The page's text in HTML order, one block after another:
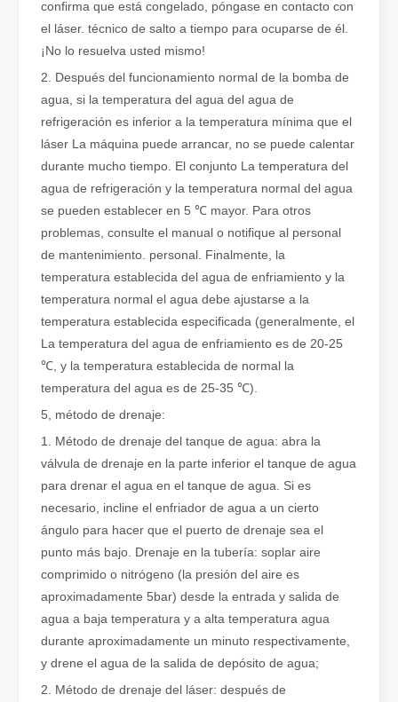
¿Es una buena elección? ¿Qué tan fuerte es la soldadura láser?
La soldadura láser ha revolucionado la fabricación moderna
¿Qué es el corte por láser? La ciencia de la rebanada
¿Qué es el corte por láser? La ciencia del corte En esencia, el
confirma que está congelado, póngase en contacto con
el láser. técnico de salto a tiempo para ocuparse de él.
¡No lo resuelva usted mismo!
2. Después del funcionamiento normal de la bomba de
agua, si la temperatura del agua del agua de
refrigeración es inferior a la temperatura mínima que el
láser La máquina puede arrancar, no se puede calentar
durante mucho tiempo. El conjunto La temperatura del
agua de refrigeración y la temperatura normal del agua
se pueden establecer en 5 ℃ mayor. Para otros
problemas, consulte el manual o notifique al personal
de mantenimiento. personal. Finalmente, la
temperatura establecida del agua de enfriamiento y la
temperatura normal el agua debe ajustarse a la
temperatura establecida especificada (generalmente, el
La temperatura del agua de enfriamiento es de 20-25
℃, y la temperatura establecida de normal la
temperatura del agua es de 25-35 ℃).
5, método de drenaje:
1. Método de drenaje del tanque de agua: abra la
válvula de drenaje en la parte inferior el tanque de agua
para drenar el agua en el tanque de agua. Si es
necesario, incline el enfriador de agua a un cierto
ángulo para hacer que el puerto de drenaje sea el
punto más bajo. Drenaje en la tubería: soplar aire
comprimido o nitrógeno (la presión del aire es
aproximadamente 5bar) desde la entrada y salida de
agua a baja temperatura y a alta temperatura agua
durante aproximadamente un minuto respectivamente,
y drene el agua de la salida de depósito de agua;
2. Método de drenaje del láser: después de